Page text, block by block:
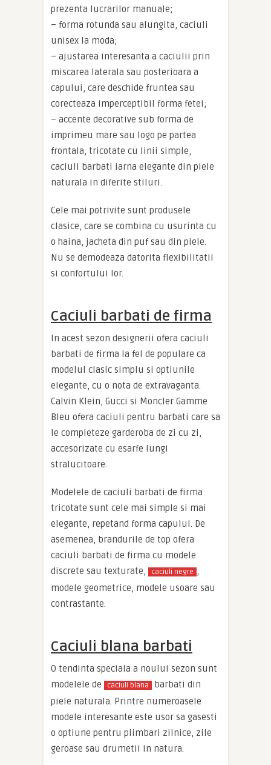
prezenta lucrarilor manuale;
– forma rotunda sau alungita, caciuli
unisex la moda;
– ajustarea interesanta a caciulii prin
miscarea laterala sau posterioara a
capului, care deschide fruntea sau
corecteaza imperceptibil forma fetei;
– accente decorative sub forma de
imprimeu mare sau logo pe partea
frontala, tricotate cu linii simple,
caciuli barbati iarna elegante din piele
naturala in diferite stiluri.
Cele mai potrivite sunt produsele
clasice, care se combina cu usurinta cu
o haina, jacheta din puf sau din piele.
Nu se demodeaza datorita flexibilitatii
si confortului lor.
Caciuli barbati de firma
In acest sezon designerii ofera caciuli
barbati de firma la fel de populare ca
modelul clasic simplu si optiunile
elegante, cu o nota de extravaganta.
Calvin Klein, Gucci si Moncler Gamme
Bleu ofera caciuli pentru barbati care sa
le completeze garderoba de zi cu zi,
accesorizate cu esarfe lungi
stralucitoare.
Modelele de caciuli barbati de firma
tricotate sunt cele mai simple si mai
elegante, repetand forma capului. De
asemenea, brandurile de top ofera
caciuli barbati de firma cu modele
discrete sau texturate,
caciuli negre
modele geometrice, modele usoare sau
contrastante.
Caciuli blana barbati
O tendinta speciala a noului sezon sunt
modelele de
caciuli blana
barbati din
piele naturala. Printre numeroasele
modele interesante este usor sa gasesti
o optiune pentru plimbari zilnice, zile
geroase sau drumetii in natura.